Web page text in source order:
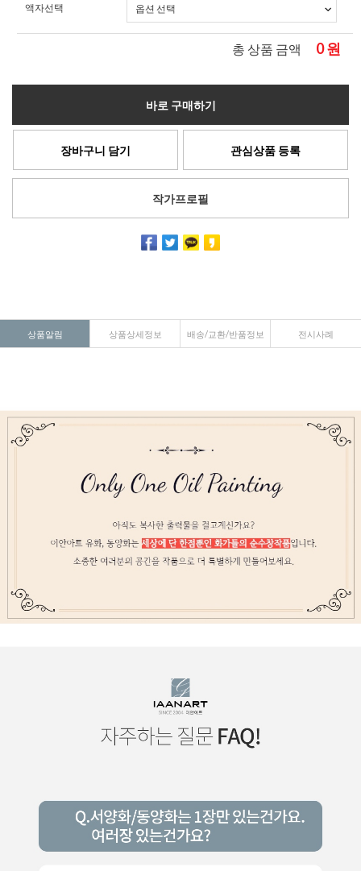
액자선택
총 상품 금액 0원
바로 구매하기
장바구니 담기 관심상품 등록
작가프로필
상품알림 상품상세정보 배송/교환/반품정보 전시사례